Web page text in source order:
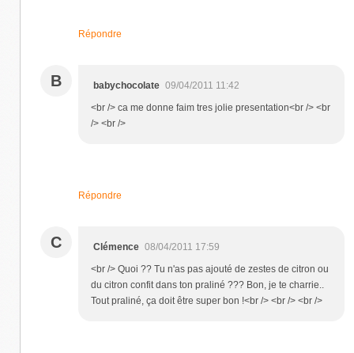
Répondre
B babychocolate 09/04/2011 11:42
<br /> ca me donne faim tres jolie presentation<br /> <br
/> <br />
Répondre
C Clémence 08/04/2011 17:59
<br /> Quoi ?? Tu n'as pas ajouté de zestes de citron ou
du citron confit dans ton praliné ??? Bon, je te charrie..
Tout praliné, ça doit être super bon !<br /> <br /> <br />